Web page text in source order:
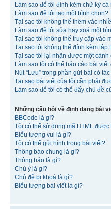
Làm sao để tôi đính kèm chữ ký
Làm sao để tôi tạo một bình chọn?
Tại sao tôi không thể thêm vào
Làm sao để tôi sửa hay xoá một
Tại sao tôi không thể truy cập vào
Tại sao tôi không thể đính kèm tập
Tại sao tôi lại nhận được một cảnh
Làm sao tôi có thể báo cáo bài
Nút “Lưu” trong phần gửi bài có
Tại sao bài viết của tôi cần phải
Làm sao để tôi có thể đẩy chủ đề
Những câu hỏi về định dạng bài
BBCode là gì?
Tôi có thể sử dụng mã HTML
Biểu tượng vui là gì?
Tôi có thể gửi hình trong bài viết?
Thông báo chung là gì?
Thông báo là gì?
Chú ý là gì?
Chủ đề bị khoá là gì?
Biểu tượng bài viết là gì?